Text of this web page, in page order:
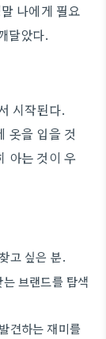
나에게 필요
달았다.
시작된다.
옷을 입을 것
아는 것이 우
고 싶은 분.
브랜드를 탐색
견하는 재미를